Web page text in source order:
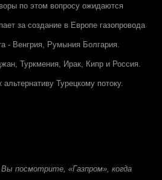
по этом вопросу ожидаются
за создание в Европе газопровода
- Венгрия, Румыния Болгария.
Туркмения, Ирак, Кипр и Россия.
Турецкому потоку.
посмотрите, «Газпром», когда